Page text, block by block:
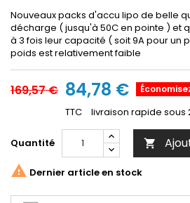
Nouveaux packs d'accu lipo de belle
décharge ( jusqu'à 50C en pointe ) et
à 3 fois leur capacité ( soit 9A pour un
poids est relativement faible
169,57 € 84,78 €
TTC livraison rapide sous
Quantité 
 Dernier article en stock